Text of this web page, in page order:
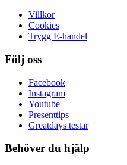
Villkor
Cookies
Trygg E-handel
Följ oss
Facebook
Instagram
Youtube
Presenttips
Greatdays testar
Behöver du hjälp